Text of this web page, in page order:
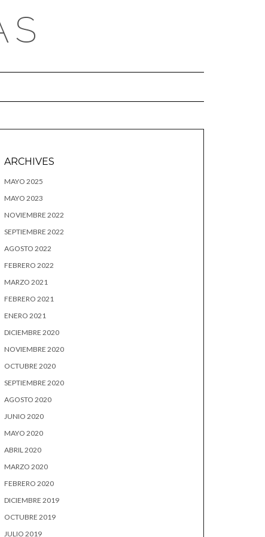
ARCHIVES
MAYO 2025
MAYO 2023
NOVIEMBRE 2022
SEPTIEMBRE 2022
AGOSTO 2022
FEBRERO 2022
MARZO 2021
FEBRERO 2021
ENERO 2021
DICIEMBRE 2020
NOVIEMBRE 2020
OCTUBRE 2020
SEPTIEMBRE 2020
AGOSTO 2020
JUNIO 2020
MAYO 2020
ABRIL 2020
MARZO 2020
FEBRERO 2020
DICIEMBRE 2019
OCTUBRE 2019
JULIO 2019